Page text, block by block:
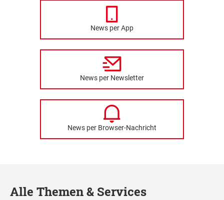
News per App
News per Newsletter
News per Browser-Nachricht
Alle Themen & Services